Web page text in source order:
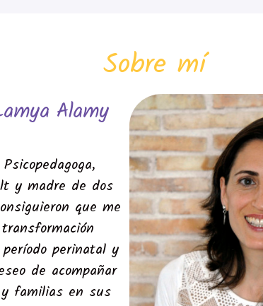
Sobre mí
Alamy
y madre de dos
que me
perinatal y
de acompañar
familias en sus